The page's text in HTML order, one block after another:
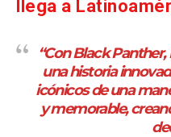
llega a
“Con Black Panther,
una historia
icónicos de una
y memorable,